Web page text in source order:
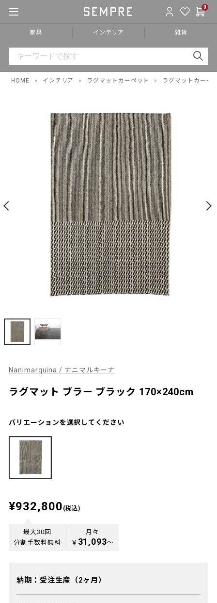
0
家具 インテリア 雑貨
HOME » インテリア » ラグマットカーペット » ラグマットカーペ
Nanimarquina / ナニマルキーナ
ラグマット ブラー ブラック 170×240cm
バリエーションを選択してください
¥932,800 (税込)
最大30回
分割手数料無料
月々
￥ 31,093〜
納期：受注生産（2ヶ月）